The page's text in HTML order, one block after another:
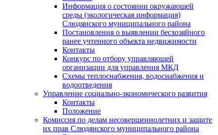
Информация о состоянии окружающей
среды (экологическая информация)
Слюдянского муниципального района
Постановления о выявлении бесхозяйного
ранее учтенного объекта недвижимости
Контакты
Конкурс по отбору управляющей
организации для управления МКД
Схемы теплоснабжения, водоснабжения и
водоотведения
Управление социально-экономического развития
Контакты
Положение
Комиссия по делам несовершеннолетних и защите
их прав Слюдянского муниципального района